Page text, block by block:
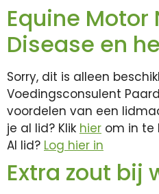
Equine Motor
Disease en
Sorry, dit is alleen
Voedingsconsulent
voordelen van een
je al lid? Klik hier om in te
Al lid? Log hier in
Extra zout bij